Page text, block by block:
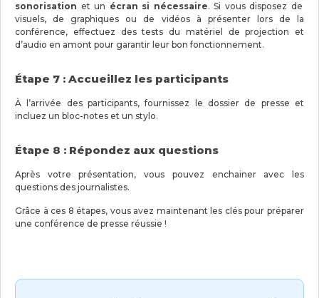
sonorisation et un écran si nécessaire. Si vous disposez de
visuels, de graphiques ou de vidéos à présenter lors de la
conférence, effectuez des tests du matériel de projection et
d’audio en amont pour garantir leur bon fonctionnement.
Étape 7 : Accueillez les participants
À l’arrivée des participants, fournissez le dossier de presse et
incluez un bloc-notes et un stylo.
Étape 8 : Répondez aux questions
Après votre présentation, vous pouvez enchainer avec les
questions des journalistes.
Grâce à ces 8 étapes, vous avez maintenant les clés pour préparer
une conférence de presse réussie !